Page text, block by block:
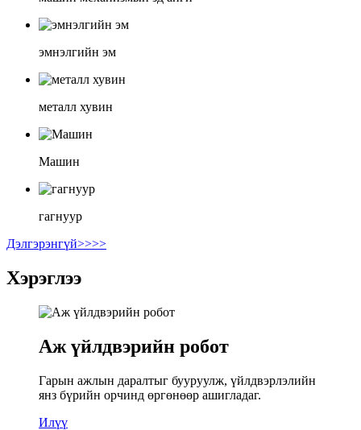
эмнэлгийн эм
металл хувин
Машин
гагнуур
Дэлгэрэнгүй>>>>
Хэрэглээ
Аж үйлдвэрийн робот
Гарын ажлын даралтыг бууруулж, үйлдвэрлэлийн
янз бүрийн орчинд өргөнөөр ашигладаг.
Илүү